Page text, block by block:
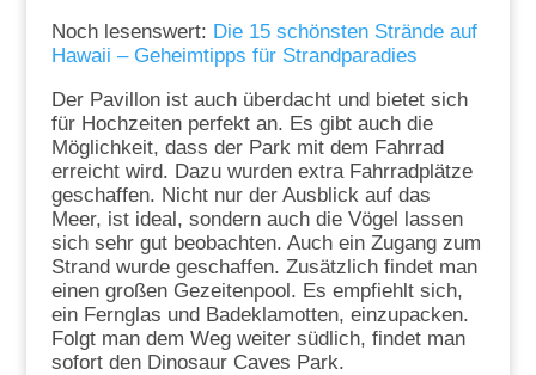
Noch lesenswert: Die 15 schönsten Strände auf
Hawaii – Geheimtipps für Strandparadies
Der Pavillon ist auch überdacht und bietet sich
für Hochzeiten perfekt an. Es gibt auch die
Möglichkeit, dass der Park mit dem Fahrrad
erreicht wird. Dazu wurden extra Fahrradplätze
geschaffen. Nicht nur der Ausblick auf das
Meer, ist ideal, sondern auch die Vögel lassen
sich sehr gut beobachten. Auch ein Zugang zum
Strand wurde geschaffen. Zusätzlich findet man
einen großen Gezeitenpool. Es empfiehlt sich,
ein Fernglas und Badeklamotten, einzupacken.
Folgt man dem Weg weiter südlich, findet man
sofort den Dinosaur Caves Park.